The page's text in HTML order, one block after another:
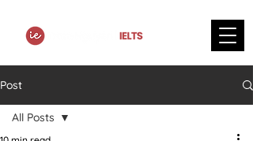
Post
All Posts